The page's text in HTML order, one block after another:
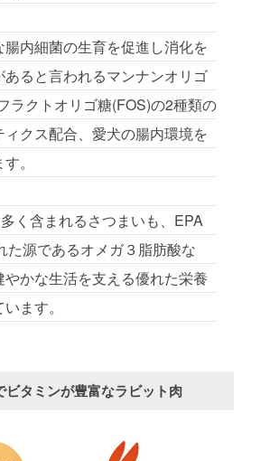
腸内細菌の生育を促進し消化を
ると言われるマンナンオリゴ
ラクトオリゴ糖(FOS)の2種類の
ィクス配合、愛犬の腸内環境を
。
く含まれるさつまいも、EPA
た源であるオメガ３脂肪酸な
やかな生活を支える優れた栄養
ます。
ビタミンが豊富なラビット肉